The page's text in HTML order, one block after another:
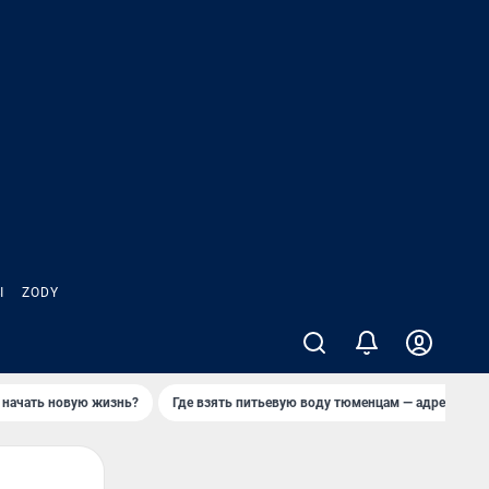
ZODY
начать новую жизнь? Где взять питьевую воду тюменцам — адреса